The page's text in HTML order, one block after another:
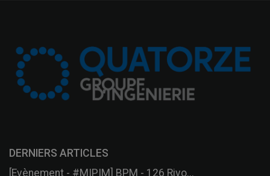
DERNIERS ARTICLES
[Evènement - #MIPIM] BPM - 126 Rivo...